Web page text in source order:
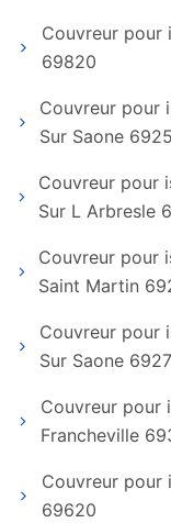
Couvreur pour
69820
Couvreur pour
Sur Saone
Couvreur pour
Sur L Arbresle
Couvreur pour
Saint Martin
Couvreur pour
Sur Saone
Couvreur pour
Francheville
Couvreur pour
69620